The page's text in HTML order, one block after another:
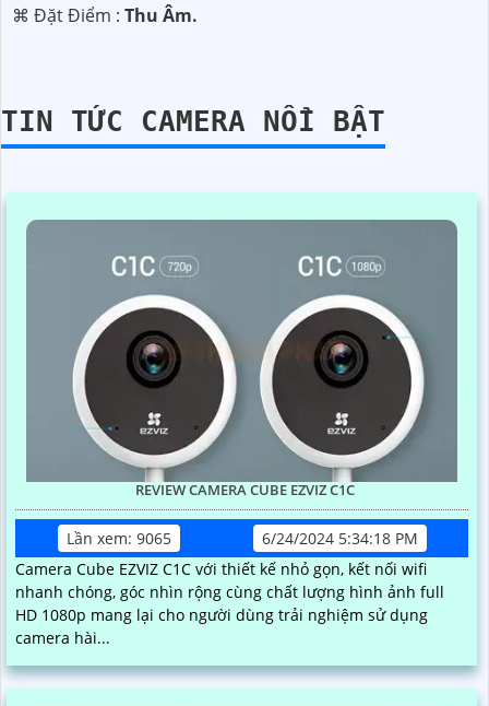
️⌘ Đặt Điểm : Thu Âm.
TIN TỨC CAMERA NỔI BẬT
REVIEW CAMERA CUBE EZVIZ C1C
Lần xem: 9065
6/24/2024 5:34:18 PM
Camera Cube EZVIZ C1C với thiết kế nhỏ gọn, kết nối wifi
nhanh chóng, góc nhìn rộng cùng chất lượng hình ảnh full
HD 1080p mang lại cho người dùng trải nghiệm sử dụng
camera hài...